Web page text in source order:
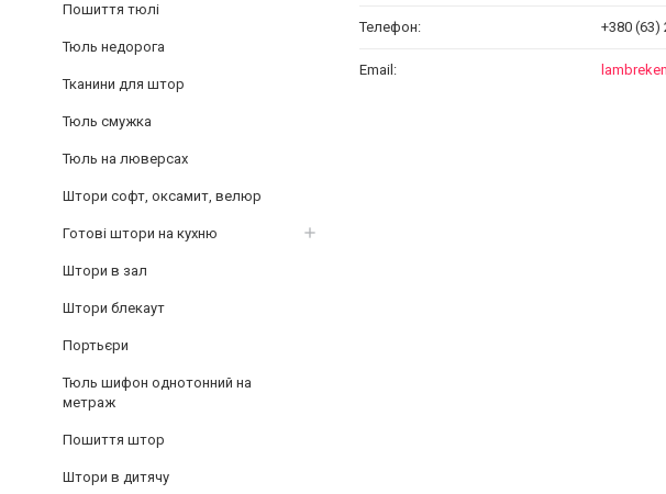
+380 (63)
Пошиття тюлі
Тюль недорога
Тканини для штор
Тюль смужка
Тюль на люверсах
Штори софт, оксамит, велюр
Готові штори на кухню
Штори в зал
Штори блекаут
Портьєри
Тюль шифон однотонний на
метраж
Пошиття штор
Штори в дитячу